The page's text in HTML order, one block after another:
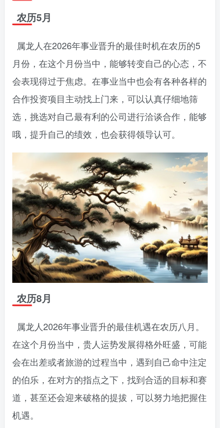
农历5月
属龙人在2026年事业晋升的最佳时机在农历的5
月份，在这个月份当中，能够转变自己的心态，不
会表现得过于焦虑。在事业当中也会有各种各样的
合作投资项目主动找上门来，可以认真仔细地筛
选，挑选对自己最有利的公司进行洽谈合作，能够
哦，提升自己的绩效，也会获得领导认可。
农历8月
属龙人2026年事业晋升的最佳机遇在农历八月。
在这个月份当中，贵人运势发展得格外旺盛，可能
会在出差或者旅游的过程当中，遇到自己命中注定
的伯乐，在对方的指点之下，找到合适的目标和赛
道，甚至还会迎来破格的提拔，可以努力地把握住
机遇。